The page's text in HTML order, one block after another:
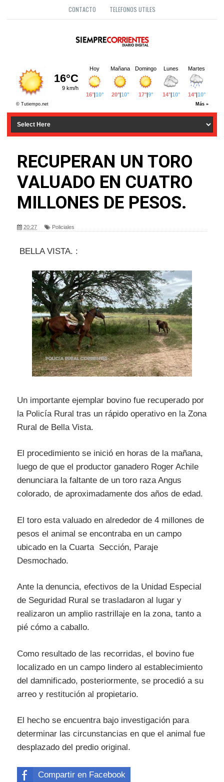
CONTACTO TELEFONOS UTILES
RECUPERAN UN TORO
VALUADO EN CUATRO
MILLONES DE PESOS.
20:27 Policiales
BELLA VISTA. :
Un importante ejemplar bovino fue recuperado por
la Policía Rural tras un rápido operativo en la Zona
Rural de Bella Vista.
El procedimiento se inició en horas de la mañana,
luego de que el productor ganadero Roger Achile
denunciara la faltante de un toro raza Angus
colorado, de aproximadamente dos años de edad.
El toro esta valuado en alrededor de 4 millones de
pesos el animal se encontraba en un campo
ubicado en la Cuarta Sección, Paraje
Desmochado.
Ante la denuncia, efectivos de la Unidad Especial
de Seguridad Rural se trasladaron al lugar y
realizaron un amplio rastrillaje en la zona, tanto a
pié cómo a caballo.
Como resultado de las recorridas, el bovino fue
localizado en un campo lindero al establecimiento
del damnificado, posteriormente, se procedió a su
arreo y restitución al propietario.
El hecho se encuentra bajo investigación para
determinar las circunstancias en que el animal fue
desplazado del predio original.
Compartir en Facebook